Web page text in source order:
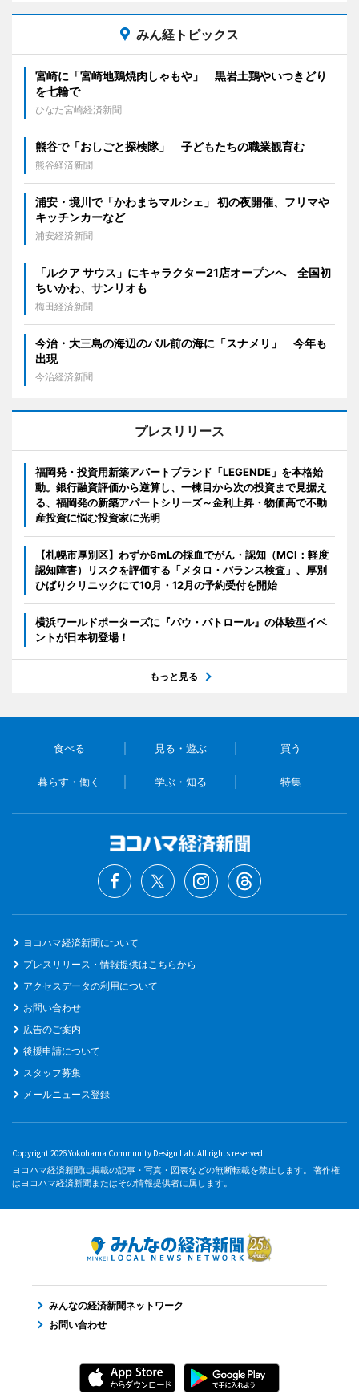
みん経トピックス
宮崎に「宮崎地鶏焼肉しゃもや」 黒岩土鶏やいつきどり
を七輪で
ひなた宮崎経済新聞
熊谷で「おしごと探検隊」 子どもたちの職業観育む
熊谷経済新聞
浦安・境川で「かわまちマルシェ」 初の夜開催、フリマや
キッチンカーなど
浦安経済新聞
「ルクア サウス」にキャラクター21店オープンへ 全国初
ちいかわ、サンリオも
梅田経済新聞
今治・大三島の海辺のバル前の海に「スナメリ」 今年も
出現
今治経済新聞
プレスリリース
福岡発・投資用新築アパートブランド「LEGENDE」を本格始
動。銀行融資評価から逆算し、一棟目から次の投資まで見据え
る、福岡発の新築アパートシリーズ～金利上昇・物価高で不動
産投資に悩む投資家に光明
【札幌市厚別区】わずか6mLの採血でがん・認知（MCI：軽度
認知障害）リスクを評価する「メタロ・バランス検査」、厚別
ひばりクリニックにて10月・12月の予約受付を開始
横浜ワールドポーターズに『パウ・パトロール』の体験型イベ
ントが日本初登場！
もっと見る
食べる 見る・遊ぶ 買う
暮らす・働く 学ぶ・知る 特集
ヨコハマ経済新聞について
プレスリリース・情報提供はこちらから
アクセスデータの利用について
お問い合わせ
広告のご案内
後援申請について
スタッフ募集
メールニュース登録
Copyright 2026 Yokohama Community Design Lab. All rights reserved.
ヨコハマ経済新聞に掲載の記事・写真・図表などの無断転載を禁止します。 著作権
はヨコハマ経済新聞またはその情報提供者に属します。
みんなの経済新聞ネットワーク
お問い合わせ